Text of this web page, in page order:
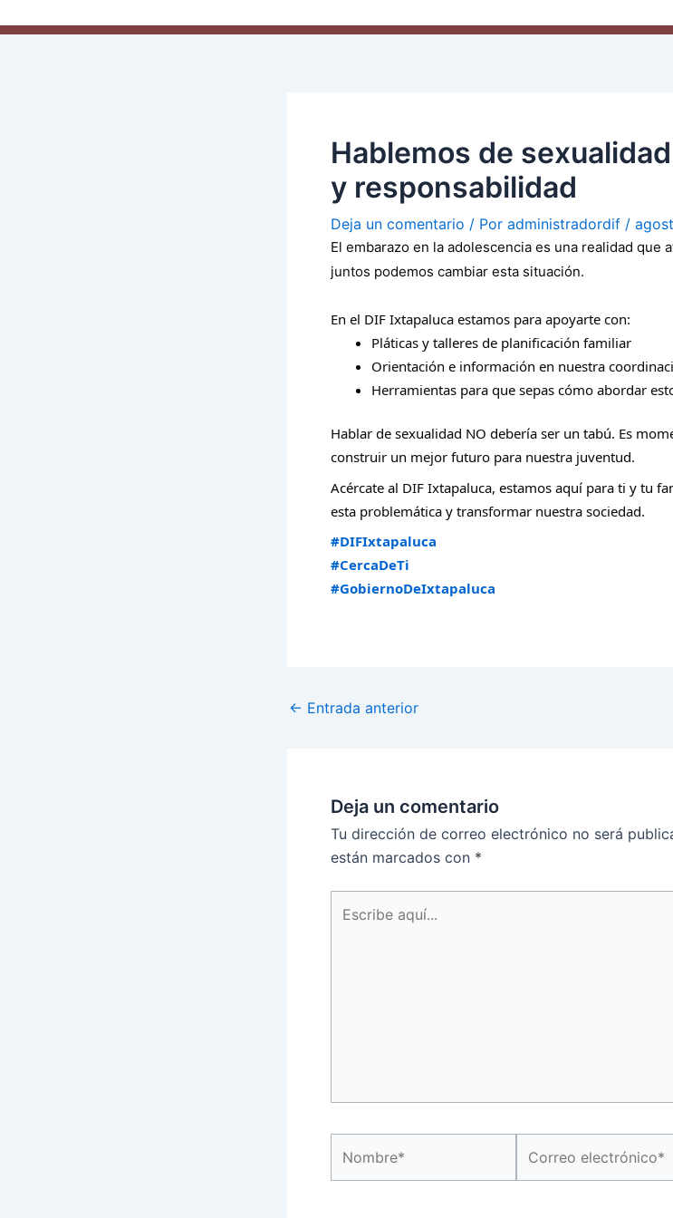
Hablemos de
y responsabilidad
Deja un comentario / Por administradordif /
El embarazo en la adolescencia es una realidad que
juntos podemos cambiar esta situación.
En el DIF Ixtapaluca estamos para apoyarte con:
Pláticas y talleres de planificación familiar
Orientación e información en nuestra
Herramientas para que sepas cómo abordar
Hablar de sexualidad NO debería ser un tabú. Es
construir un mejor futuro para nuestra juventud.
Acércate al DIF Ixtapaluca, estamos aquí para ti y tu
esta problemática y transformar nuestra sociedad.
#DIFIxtapaluca
#CercaDeTi
#GobiernoDeIxtapaluca
← Entrada anterior
Deja un comentario
Tu dirección de correo electrónico no será
están marcados con *
aquí...
electrónico*